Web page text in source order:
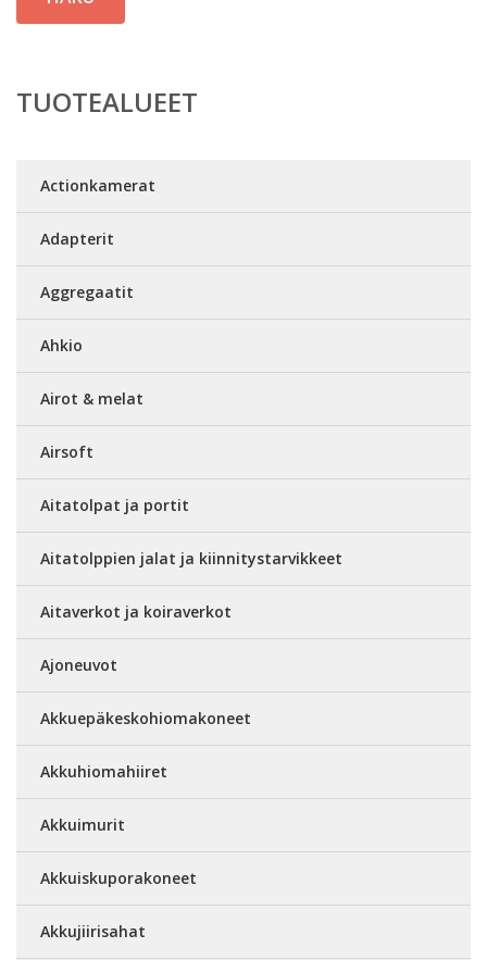
TUOTEALUEET
Actionkamerat
Adapterit
Aggregaatit
Ahkio
Airot & melat
Airsoft
Aitatolpat ja portit
Aitatolppien jalat ja kiinnitystarvikkeet
Aitaverkot ja koiraverkot
Ajoneuvot
Akkuepäkeskohiomakoneet
Akkuhiomahiiret
Akkuimurit
Akkuiskuporakoneet
Akkujiirisahat